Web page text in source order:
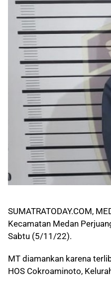
SUMATRATODAY.COM,
Kecamatan Medan
Sabtu (5/11/22).
MT diamankan karena
HOS Cokroaminoto,